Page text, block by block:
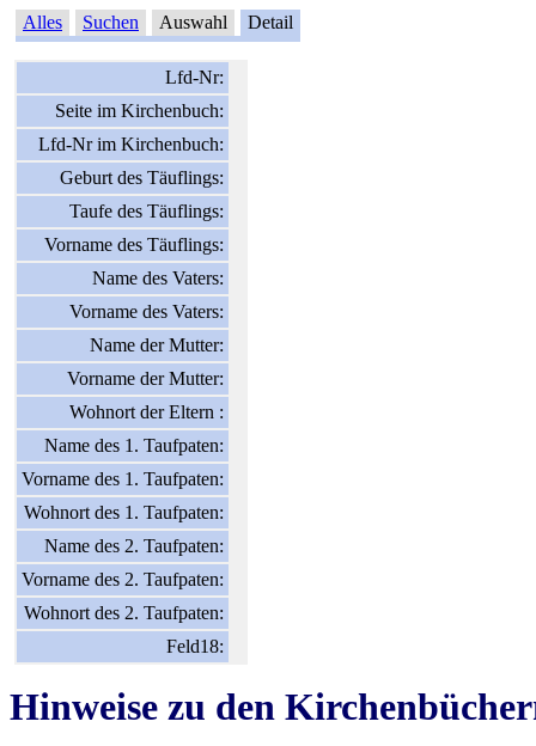
Alles Suchen Auswahl Detail
Lfd-Nr:
Seite im Kirchenbuch:
Lfd-Nr im Kirchenbuch:
Geburt des Täuflings:
Taufe des Täuflings:
Vorname des Täuflings:
Name des Vaters:
Vorname des Vaters:
Name der Mutter:
Vorname der Mutter:
Wohnort der Eltern :
Name des 1. Taufpaten:
Vorname des 1. Taufpaten:
Wohnort des 1. Taufpaten:
Name des 2. Taufpaten:
Vorname des 2. Taufpaten:
Wohnort des 2. Taufpaten:
Feld18:
Hinweise zu den